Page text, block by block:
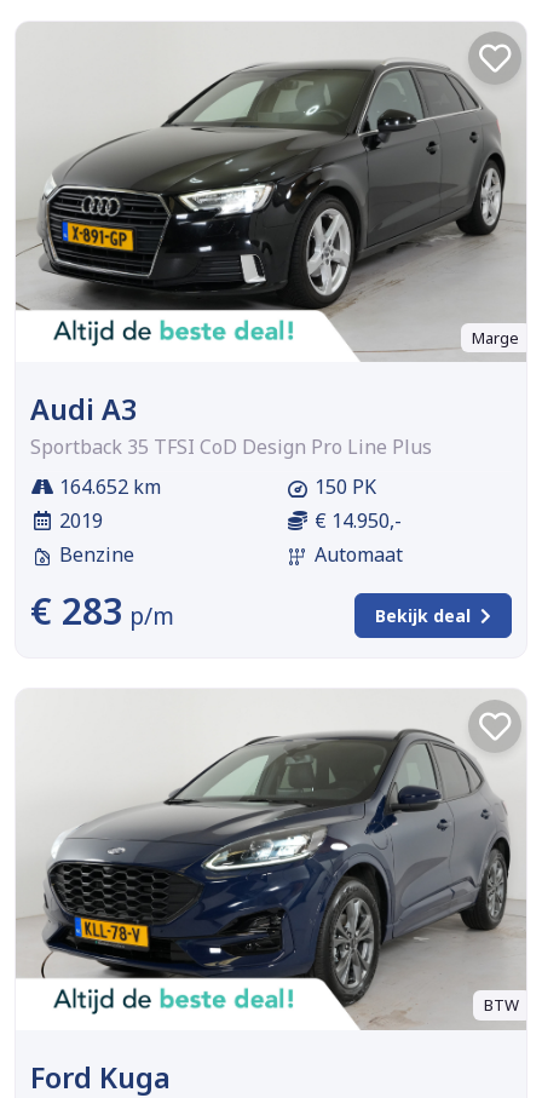
Marge
Audi A3
Sportback 35 TFSI CoD Design Pro Line Plus
164.652 km
2019
Benzine
150 PK
€ 14.950,-
Automaat
€ 283 p/m Bekijk deal
BTW
Ford Kuga